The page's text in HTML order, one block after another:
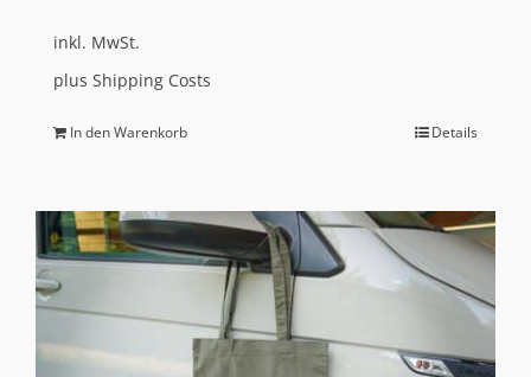
inkl. MwSt.
plus Shipping Costs
In den Warenkorb Details